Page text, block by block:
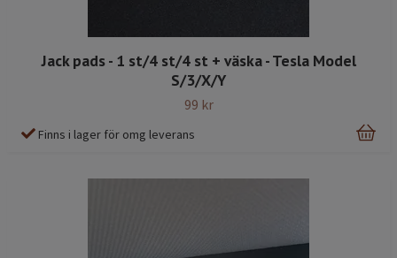
Jack pads - 1 st/4 st/4 st + väska - Tesla Model
S/3/X/Y
99 kr
Finns i lager för omg leverans